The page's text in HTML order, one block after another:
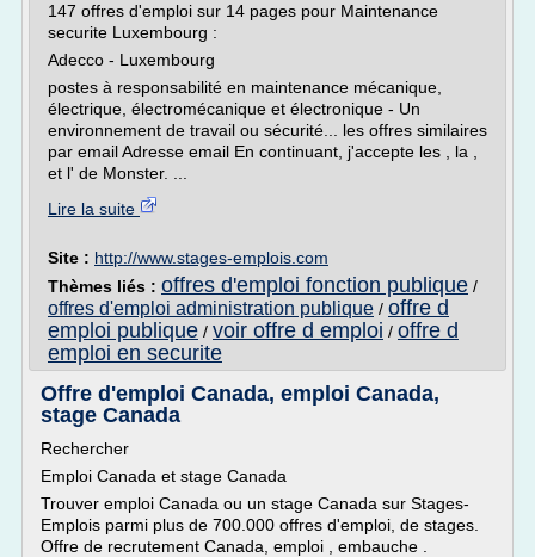
147 offres d'emploi sur 14 pages pour Maintenance
securite Luxembourg :
Adecco - Luxembourg
postes à responsabilité en maintenance mécanique,
électrique, électromécanique et électronique - Un
environnement de travail ou sécurité... les offres similaires
par email Adresse email En continuant, j'accepte les , la ,
et l' de Monster. ...
Lire la suite
Site : http://www.stages-emplois.com
Thèmes liés : offres d'emploi fonction publique /
offres d'emploi administration publique / offre d
emploi publique / voir offre d emploi / offre d
emploi en securite
Offre d'emploi Canada, emploi Canada,
stage Canada
Rechercher
Emploi Canada et stage Canada
Trouver emploi Canada ou un stage Canada sur Stages-
Emplois parmi plus de 700.000 offres d'emploi, de stages.
Offre de recrutement Canada, emploi , embauche .